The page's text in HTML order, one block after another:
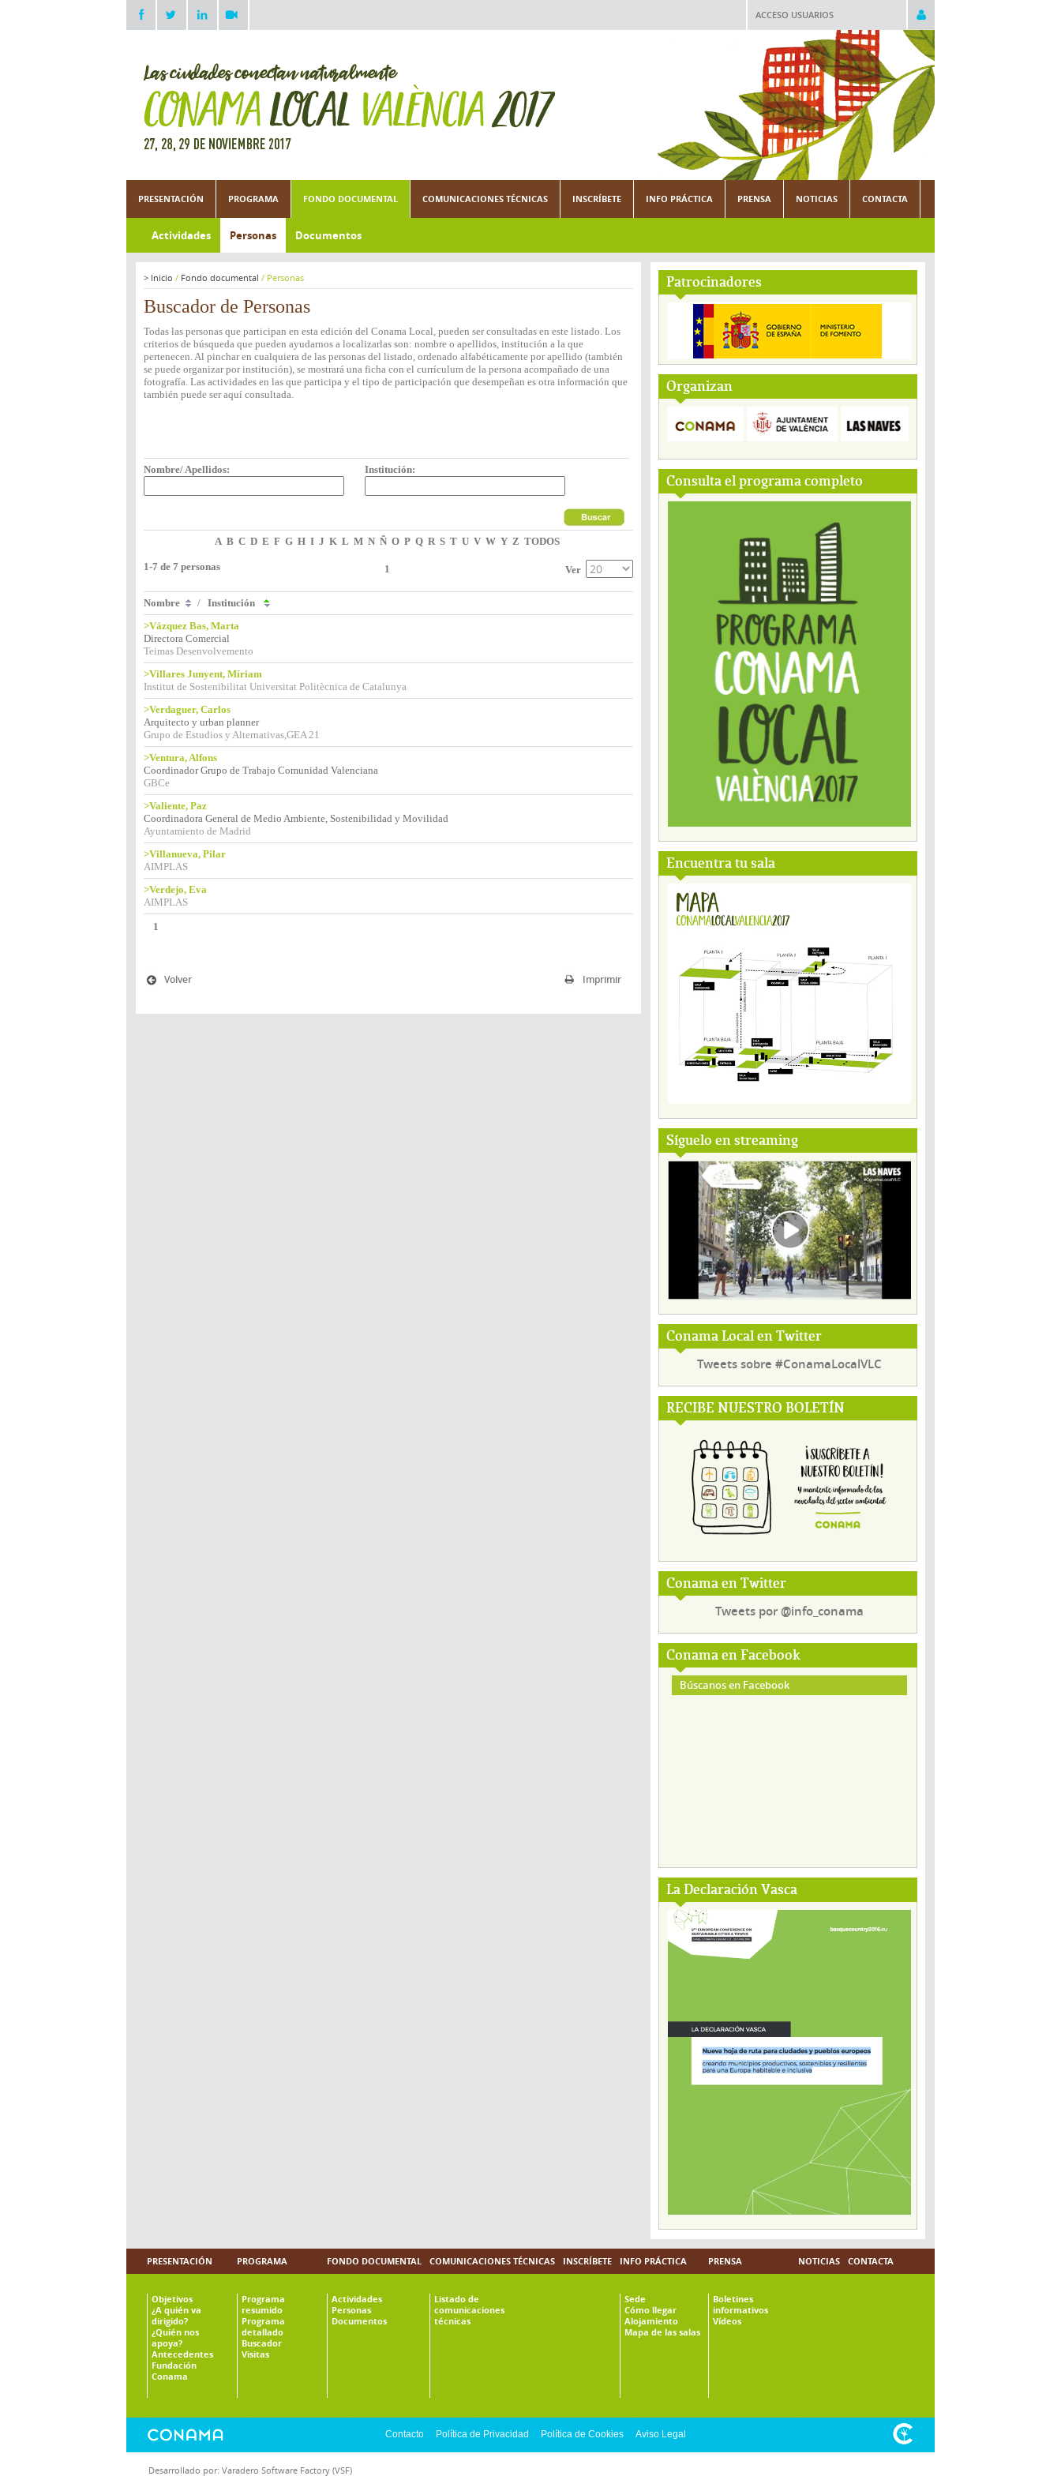
ACCESO USUARIOS
PRESENTACIÓN PROGRAMA FONDO DOCUMENTAL COMUNICACIONES TÉCNICAS INSCRÍBETE INFO PRÁCTICA PRENSA NOTICIAS CONTACTA
Actividades Personas Documentos
Patrocinadores
Organizan
Consulta el programa completo
Encuentra tu sala
Síguelo en streaming
Conama Local en Twitter
Tweets sobre #ConamaLocalVLC
RECIBE NUESTRO BOLETÍN
Conama en Twitter
Tweets por @info_conama
Conama en Facebook
Búscanos en Facebook
La Declaración Vasca
> Inicio / Fondo documental / Personas
Buscador de Personas
Todas las personas que participan en esta edición del Conama Local, pueden ser consultadas en este listado. Los
criterios de búsqueda que pueden ayudarnos a localizarlas son: nombre o apellidos, institución a la que
pertenecen. Al pinchar en cualquiera de las personas del listado, ordenado alfabéticamente por apellido (también
se puede organizar por institución), se mostrará una ficha con el currículum de la persona acompañado de una
fotografía. Las actividades en las que participa y el tipo de participación que desempeñan es otra información que
también puede ser aquí consultada.
Nombre/ Apellidos: Institución:
A B C D E F G H I J K L M N Ñ O P Q R S T U V W Y Z TODOS
1-7 de 7 personas 1 Ver
Nombre / Institución
>Vázquez Bas, Marta
Directora Comercial
Teimas Desenvolvemento
>Villares Junyent, Míriam
Institut de Sostenibilitat Universitat Politècnica de Catalunya
>Verdaguer, Carlos
Arquitecto y urban planner
Grupo de Estudios y Alternativas,GEA 21
>Ventura, Alfons
Coordinador Grupo de Trabajo Comunidad Valenciana
GBCe
>Valiente, Paz
Coordinadora General de Medio Ambiente, Sostenibilidad y Movilidad
Ayuntamiento de Madrid
>Villanueva, Pilar
AIMPLAS
>Verdejo, Eva
AIMPLAS
1
Imprimir
Volver
PRESENTACIÓN
Objetivos
¿A quién va
dirigido?
¿Quién nos
apoya?
Antecedentes
Fundación
Conama
PROGRAMA
Programa
resumido
Programa
detallado
Buscador
Visitas
FONDO DOCUMENTAL
Actividades
Personas
Documentos
COMUNICACIONES TÉCNICAS
Listado de
comunicaciones
técnicas
INSCRÍBETE INFO PRÁCTICA
Sede
Cómo llegar
Alojamiento
Mapa de las salas
PRENSA
Boletines
informativos
Vídeos
NOTICIAS CONTACTA
Contacto Política de Privacidad Política de Cookies Aviso Legal
Desarrollado por: Varadero Software Factory (VSF)